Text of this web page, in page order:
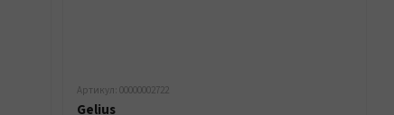
Артикул: 00000002722
Gelius